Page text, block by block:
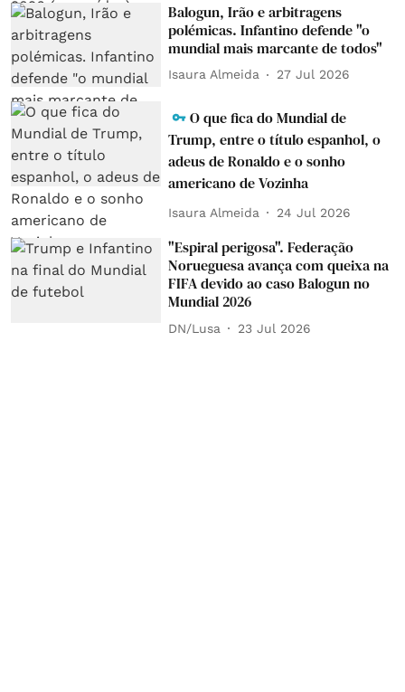
Balogun, Irão e arbitragens
polémicas. Infantino defende "o
mundial mais marcante de todos"
Isaura Almeida 27 Jul 2026
O que fica do Mundial de
Trump, entre o título espanhol, o
adeus de Ronaldo e o sonho
americano de Vozinha
Isaura Almeida 24 Jul 2026
"Espiral perigosa". Federação
Norueguesa avança com queixa na
FIFA devido ao caso Balogun no
Mundial 2026
DN/Lusa 23 Jul 2026